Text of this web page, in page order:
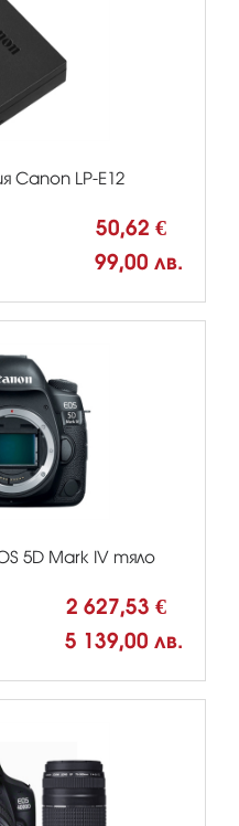
LP-E12
50,62 €
99,00 лв.
5D Mark IV тяло
2 627,53 €
5 139,00 лв.